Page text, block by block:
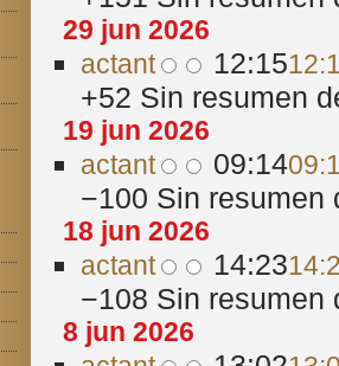
29 jun 2026
actant 12:15
+52 Sin resumen
19 jun 2026
actant 09:14
−100 Sin resumen
18 jun 2026
actant 14:23
−108 Sin resumen
8 jun 2026